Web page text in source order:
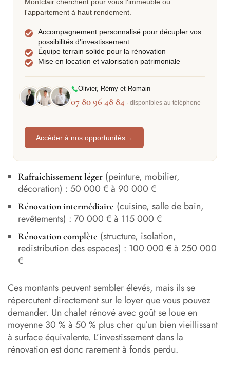
l'appartement à haut rendement.
Accompagnement personnalisé pour décupler vos
possibilités d'investissement
Équipe terrain solide pour la rénovation
Mise en location et valorisation patrimoniale
Olivier, Rémy et Romain
07 80 96 48 84 · disponibles au téléphone
Accéder à nos opportunités→
Rafraîchissement léger(peinture, mobilier,
décoration) : 50 000 € à 90 000 €
Rénovation intermédiaire (cuisine, salle de bain,
revêtements) : 70 000 € à 115 000 €
Rénovation complète (structure, isolation,
redistribution des espaces) : 100 000 € à 250 000
€
Ces montants peuvent sembler élevés, mais ils se
répercutent directement sur le loyer que vous pouvez
demander. Un chalet rénové avec goût se loue en
moyenne 30 % à 50 % plus cher qu’un bien vieillissant
à surface équivalente. L’investissement dans la
rénovation est donc rarement à fonds perdu.